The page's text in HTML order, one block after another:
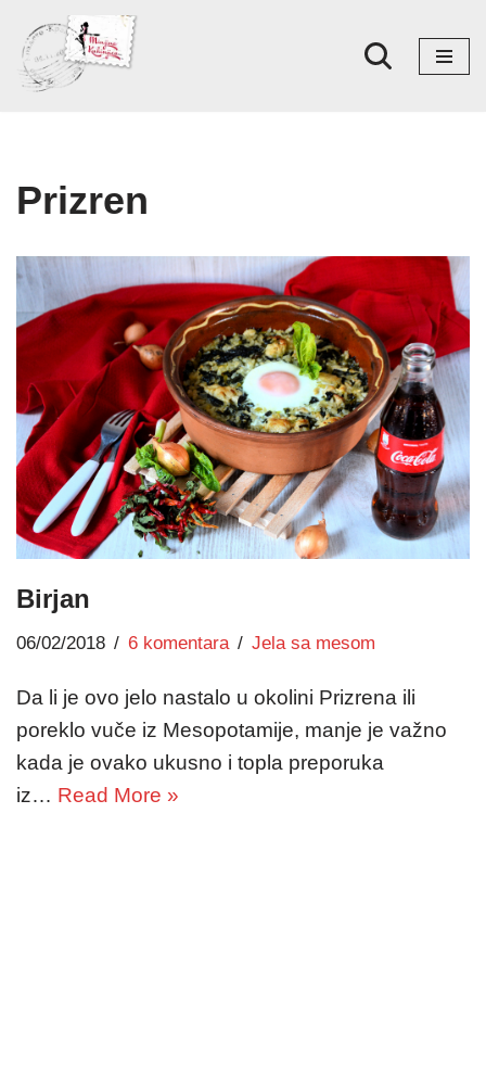
Skoči
na
Prizren
Birjan
06/02/2018 6 komentara Jela sa mesom
Da li je ovo jelo nastalo u okolini Prizrena ili
poreklo vuče iz Mesopotamije, manje je važno
kada je ovako ukusno i topla preporuka
iz… Read More »